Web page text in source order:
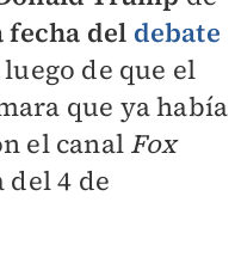
fecha del debate
de que el
que ya había
el canalFox
4 de